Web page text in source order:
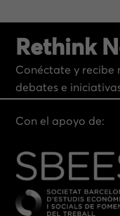
Rethink
Conéctate y recibe
debates e
Con el apoyo de: